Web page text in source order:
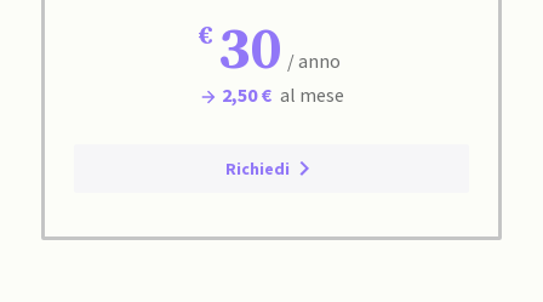
30 / anno
2,50 € al mese
Richiedi